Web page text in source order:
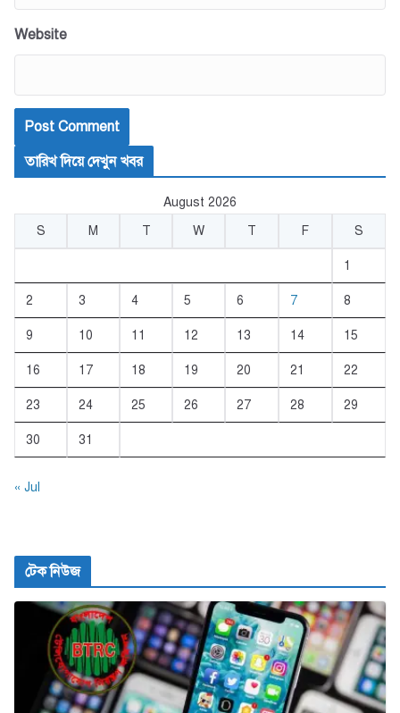
Website
তারিখ দিয়ে দেখুন খবর
August 2026
S
M T W T F S
1
2 3 4 5 6 7 8
9 10 11 12 13 14 15
16 17 18 19 20 21 22
23 24 25 26 27 28 29
30 31
« Jul
টেক নিউজ